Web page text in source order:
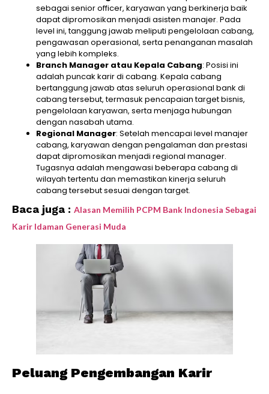
sebagai senior officer, karyawan yang berkinerja baik
dapat dipromosikan menjadi asisten manajer. Pada
level ini, tanggung jawab meliputi pengelolaan cabang,
pengawasan operasional, serta penanganan masalah
yang lebih kompleks.
Branch Manager atau Kepala Cabang: Posisi ini
adalah puncak karir di cabang. Kepala cabang
bertanggung jawab atas seluruh operasional bank di
cabang tersebut, termasuk pencapaian target bisnis,
pengelolaan karyawan, serta menjaga hubungan
dengan nasabah utama.
Regional Manager: Setelah mencapai level manajer
cabang, karyawan dengan pengalaman dan prestasi
dapat dipromosikan menjadi regional manager.
Tugasnya adalah mengawasi beberapa cabang di
wilayah tertentu dan memastikan kinerja seluruh
cabang tersebut sesuai dengan target.
Baca juga : Alasan Memilih PCPM Bank Indonesia Sebagai
Karir Idaman Generasi Muda
Peluang Pengembangan Karir